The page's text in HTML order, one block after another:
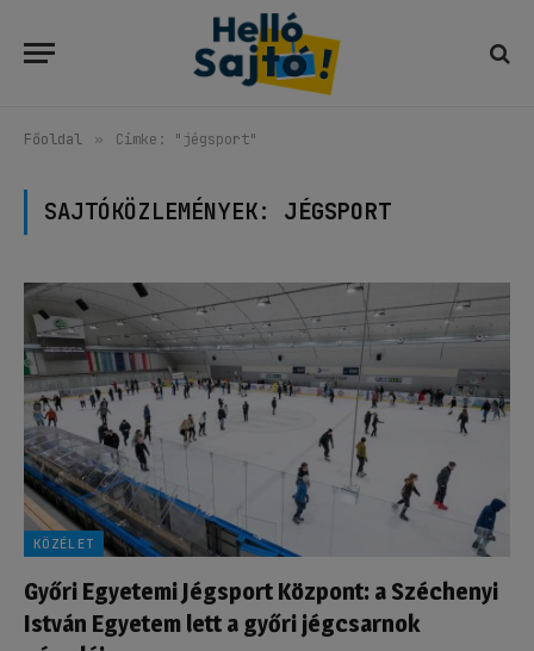
Főoldal » Címke: "jégsport"
SAJTÓKÖZLEMÉNYEK: JÉGSPORT
KÖZÉLET
Győri Egyetemi Jégsport Központ: a Széchenyi
István Egyetem lett a győri jégcsarnok